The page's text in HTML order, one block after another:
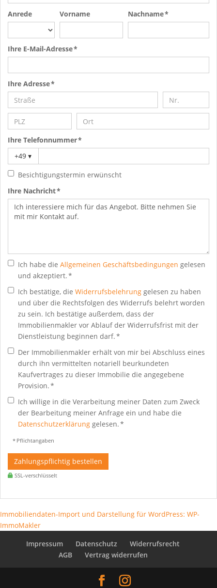
Anrede Vorname Nachname *
Ihre E-Mail-Adresse *
Ihre Adresse *
Ihre Telefonnummer *
+49 ▾
Besichtigungstermin erwünscht
Ihre Nachricht *
Ich habe die Allgemeinen Geschäftsbedingungen gelesen
und akzeptiert. *
Ich bestätige, die Widerrufsbelehrung gelesen zu haben
und über die Rechtsfolgen des Widerrufs belehrt worden
zu sein. Ich bestätige außerdem, dass der
Immobilienmakler vor Ablauf der Widerrufsfrist mit der
Dienstleistung beginnen darf. *
Der Immobilienmakler erhält von mir bei Abschluss eines
durch ihn vermittelten notariell beurkundeten
Kaufvertrages zu dieser Immobilie die angegebene
Provision. *
Ich willige in die Verarbeitung meiner Daten zum Zweck
der Bearbeitung meiner Anfrage ein und habe die
Datenschutzerklärung gelesen. *
* Pflichtangaben
Zahlungspflichtig bestellen
SSL-verschlüsselt
Immobiliendaten-Import und Darstellung für WordPress: WP-
ImmoMakler
Impressum
Datenschutz
Widerrufsrecht
AGB
Vertrag widerrufen